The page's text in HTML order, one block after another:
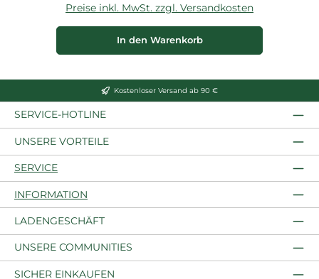
Preise inkl. MwSt. zzgl. Versandkosten
In den Warenkorb
Kostenloser Versand ab 90 €
SERVICE-HOTLINE
UNSERE VORTEILE
SERVICE
INFORMATION
LADENGESCHÄFT
UNSERE COMMUNITIES
SICHER EINKAUFEN